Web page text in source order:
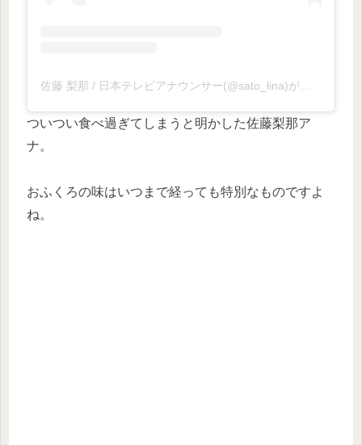
ついつい食べ過ぎてしまうと明かした佐藤梨那ア
ナ。
おふくろの味はいつまで経っても特別なものですよ
ね。